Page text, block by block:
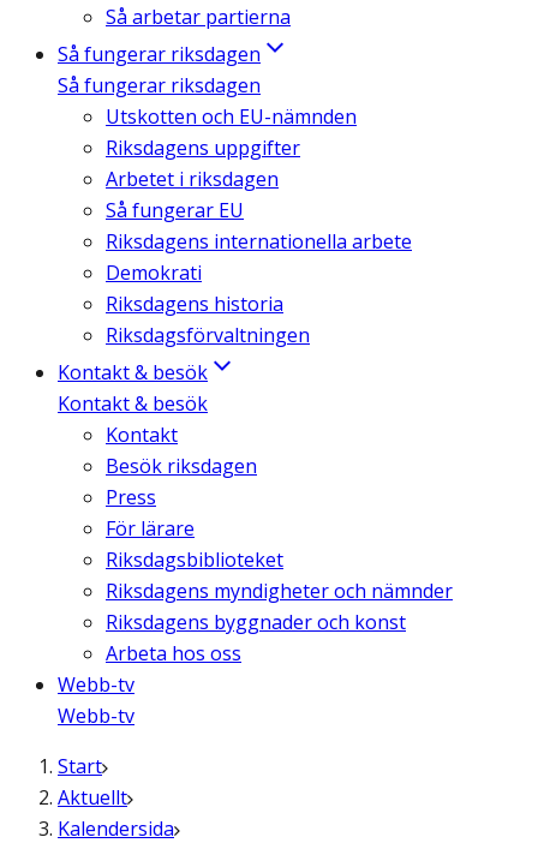
Så arbetar partierna
Så fungerar riksdagen
Så fungerar riksdagen
Utskotten och EU-nämnden
Riksdagens uppgifter
Arbetet i riksdagen
Så fungerar EU
Riksdagens internationella arbete
Demokrati
Riksdagens historia
Riksdagsförvaltningen
Kontakt & besök
Kontakt & besök
Kontakt
Besök riksdagen
Press
För lärare
Riksdagsbiblioteket
Riksdagens myndigheter och nämnder
Riksdagens byggnader och konst
Arbeta hos oss
Webb-tv
Webb-tv
Start
Aktuellt
Kalendersida